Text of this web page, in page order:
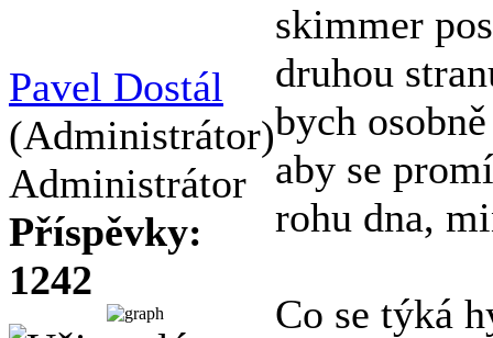
Pavel Dostál
(Administrátor)
Administrátor
Příspěvky:
1242
skimmer
druhou
bych
aby se
rohu dna,
Co se týká